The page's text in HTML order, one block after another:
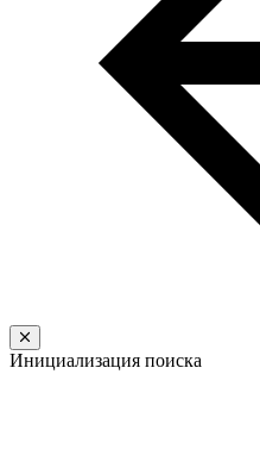
Инициализация поиска